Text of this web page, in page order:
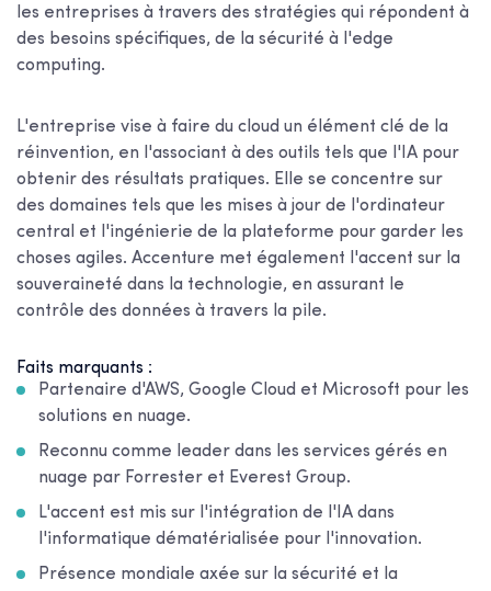
les entreprises à travers des stratégies qui répondent à
des besoins spécifiques, de la sécurité à l'edge
computing.
L'entreprise vise à faire du cloud un élément clé de la
réinvention, en l'associant à des outils tels que l'IA pour
obtenir des résultats pratiques. Elle se concentre sur
des domaines tels que les mises à jour de l'ordinateur
central et l'ingénierie de la plateforme pour garder les
choses agiles. Accenture met également l'accent sur la
souveraineté dans la technologie, en assurant le
contrôle des données à travers la pile.
Faits marquants :
Partenaire d'AWS, Google Cloud et Microsoft pour les
solutions en nuage.
Reconnu comme leader dans les services gérés en
nuage par Forrester et Everest Group.
L'accent est mis sur l'intégration de l'IA dans
l'informatique dématérialisée pour l'innovation.
Présence mondiale axée sur la sécurité et la